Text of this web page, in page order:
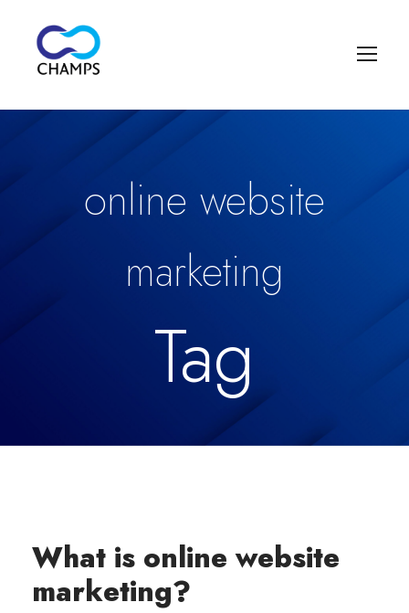
online website
marketing
Tag
What is online website
marketing?